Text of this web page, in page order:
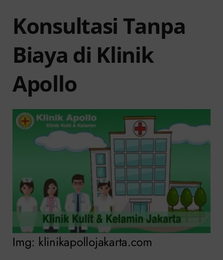
Konsultasi Tanpa
Biaya di Klinik
Apollo
Img: klinikapollojakarta.com